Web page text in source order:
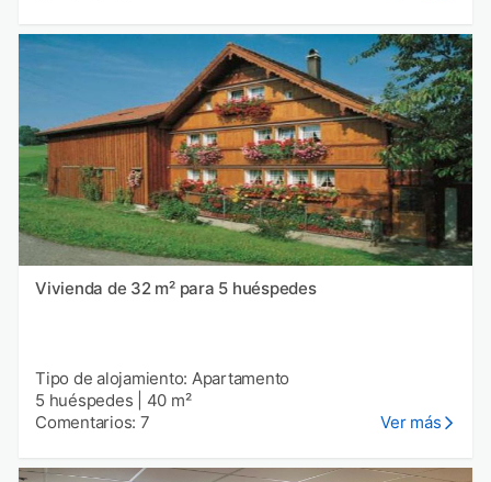
Vivienda de 32 m² para 5 huéspedes
Tipo de alojamiento: Apartamento
5 huéspedes
40 m²
Comentarios: 7
Ver más